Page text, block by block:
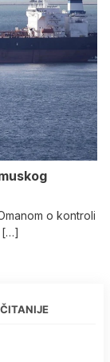
o kontroli
[…]